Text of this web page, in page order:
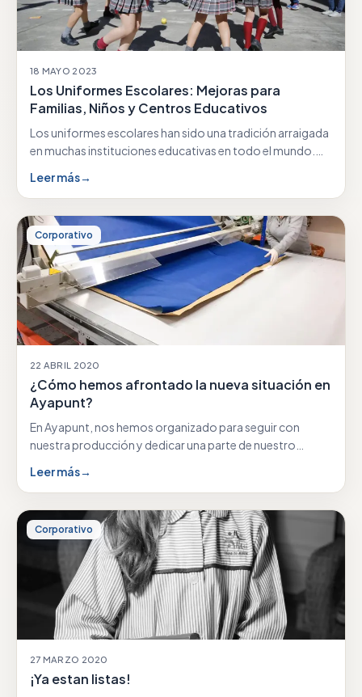
18 MAYO 2023
Los Uniformes Escolares: Mejoras para
Familias, Niños y Centros Educativos
Los uniformes escolares han sido una tradición arraigada
en muchas instituciones educativas en todo el mundo.…
Leer más→
Corporativo
22 ABRIL 2020
¿Cómo hemos afrontado la nueva situación en
Ayapunt?
En Ayapunt, nos hemos organizado para seguir con
nuestra producción y dedicar una parte de nuestro…
Leer más→
Corporativo
27 MARZO 2020
¡Ya estan listas!